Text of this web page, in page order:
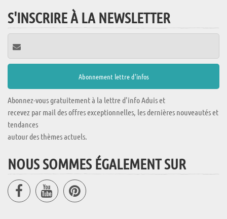
S'INSCRIRE À LA NEWSLETTER
Abonnez-vous gratuitement à la lettre d'info Aduis et
recevez par mail des offres exceptionnelles, les dernières nouveautés et
tendances
autour des thèmes actuels.
NOUS SOMMES ÉGALEMENT SUR